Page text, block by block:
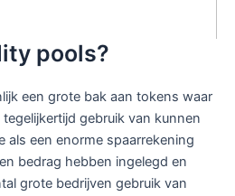
pools?
een grote bak aan tokens waar
gebruik van kunnen
als een enorme spaarrekening
bedrag hebben ingelegd en
grote bedrijven gebruik van